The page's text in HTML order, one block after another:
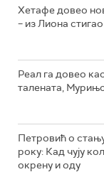
Хетафе довео
– из Лиона
Реал га довео
талената,
Петровић о
року: Кад чују
окрену и оду